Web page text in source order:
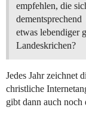
empfehlen, die
dementsprechend
etwas lebendiger
Landeskrichen?
Jedes Jahr zeichnet
christliche
gibt dann auch noch